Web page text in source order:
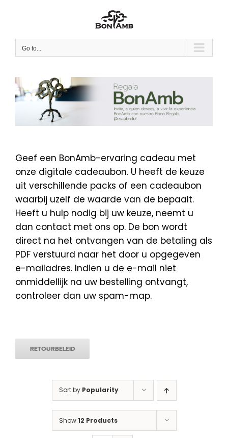
Go to...
Geef een BonAmb-ervaring cadeau met
onze digitale cadeaubon. U heeft de keuze
uit verschillende packs of een cadeaubon
waarbij uzelf de waarde van de bepaalt.
Heeft u hulp nodig bij uw keuze, neemt u
dan contact met ons op. De bon wordt
direct na het ontvangen van de betaling als
PDF verstuurd naar het door u opgegeven
e-mailadres. Indien u de e-mail niet
onmiddellijk na uw bestelling ontvangt,
controleer dan uw spam-map.
RETOURBELEID
Sort by Popularity
Show12 Products